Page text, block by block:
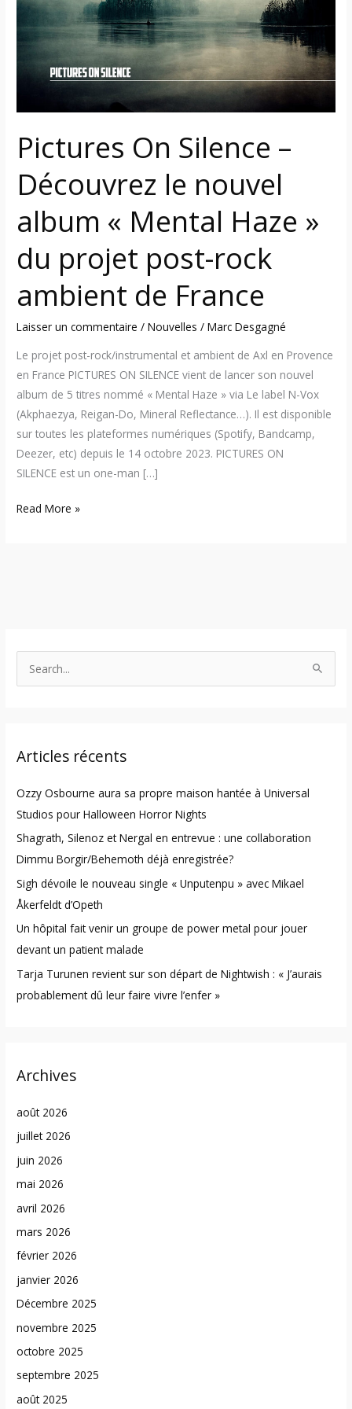
Pictures On Silence –
Découvrez le nouvel
album « Mental Haze »
du projet post-rock
ambient de France
Laisser un commentaire /Nouvelles /Marc Desgagné
Le projet post-rock/instrumental et ambient de Axl en Provence
en France PICTURES ON SILENCE vient de lancer son nouvel
album de 5 titres nommé « Mental Haze » via Le label N-Vox
(Akphaezya, Reigan-Do, Mineral Reflectance…). Il est disponible
sur toutes les plateformes numériques (Spotify, Bandcamp,
Deezer, etc) depuis le 14 octobre 2023. PICTURES ON
SILENCE est un one-man […]
–
Découvrez
nouvel
du
projet
post-
ambient
France
Read More »
c
f
o
r
:
Articles récents
Ozzy Osbourne aura sa propre maison hantée à Universal
Studios pour Halloween Horror Nights
Shagrath, Silenoz et Nergal en entrevue : une collaboration
Dimmu Borgir/Behemoth déjà enregistrée?
Sigh dévoile le nouveau single « Unputenpu » avec Mikael
Åkerfeldt d’Opeth
Un hôpital fait venir un groupe de power metal pour jouer
devant un patient malade
Tarja Turunen revient sur son départ de Nightwish : « J’aurais
probablement dû leur faire vivre l’enfer »
Archives
août 2026
juillet 2026
juin 2026
mai 2026
avril 2026
mars 2026
février 2026
janvier 2026
Décembre 2025
novembre 2025
octobre 2025
septembre 2025
août 2025